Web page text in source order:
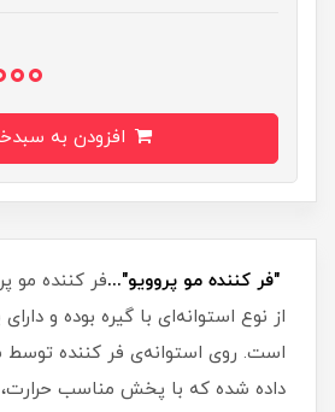
"فر کننده مو پروویو"...
از نوع استوانه‌ای با گیره بوده و
است. روی استوانه‌ی فر کننده
داده شده که با پخش مناسب